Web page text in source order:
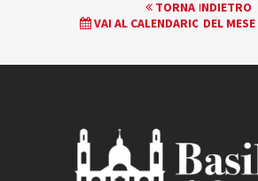
EVENTO
NAVIGATION
TORNA INDIETRO
VAI AL CALENDARIO DEL